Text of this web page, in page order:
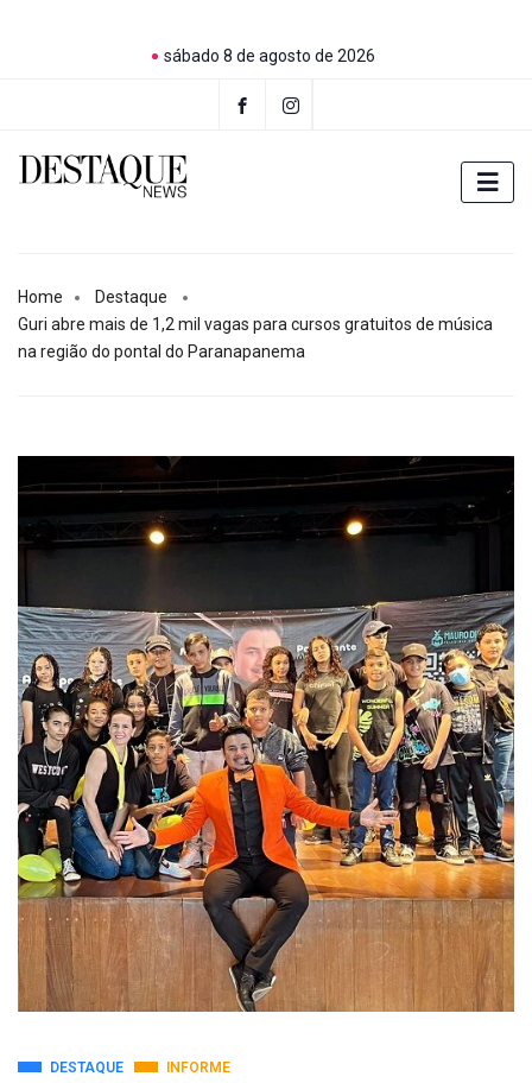
sábado 8 de agosto de 2026
Home
Destaque
Guri abre mais de 1,2 mil vagas para cursos gratuitos de música
na região do pontal do Paranapanema
DESTAQUE INFORME